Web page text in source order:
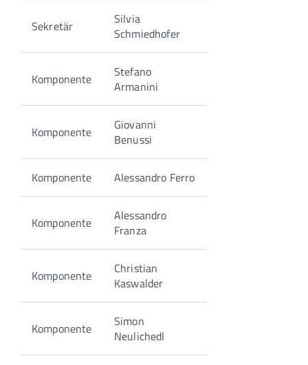
Sekretär
Silvia
Schmiedhofer
Komponente
Stefano
Armanini
Komponente
Giovanni
Benussi
Komponente Alessandro Ferro
Komponente
Alessandro
Franza
Komponente
Christian
Kaswalder
Komponente
Simon
Neulichedl